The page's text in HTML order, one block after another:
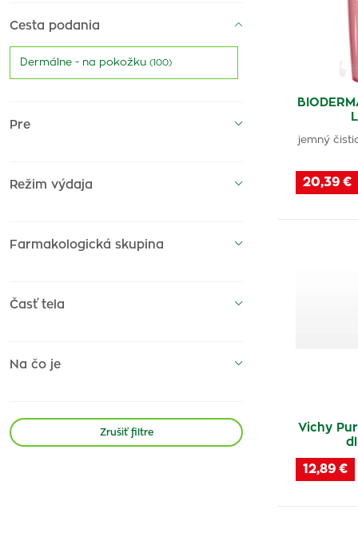
Mlieko(8)
Obrúsky, vreckovky(2)
Tyčinka na pery
Cesta podania
Dermálne - na pokožku (100)
Pre
Režim výdaja
Farmakologická skupina
Časť tela
Na čo je
Zrušiť filtre
jemný
20,39 €
Vichy
12,89 €